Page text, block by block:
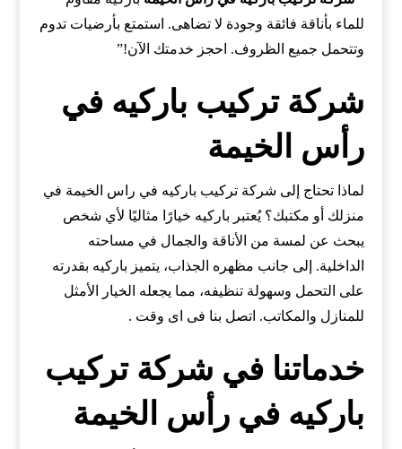
للماء بأناقة فائقة وجودة لا تضاهى. استمتع بأرضيات تدوم
وتتحمل جميع الظروف. احجز خدمتك الآن!”
شركة تركيب باركيه في
رأس الخيمة
لماذا تحتاج إلى شركة تركيب باركيه في راس الخيمة في
منزلك أو مكتبك؟ يُعتبر باركيه خيارًا مثاليًا لأي شخص
يبحث عن لمسة من الأناقة والجمال في مساحته
الداخلية. إلى جانب مظهره الجذاب، يتميز باركيه بقدرته
على التحمل وسهولة تنظيفه، مما يجعله الخيار الأمثل
للمنازل والمكاتب. اتصل بنا فى اى وقت .
خدماتنا في شركة تركيب
باركيه في رأس الخيمة